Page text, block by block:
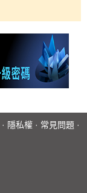
· 隱私權 · 常見問題 ·